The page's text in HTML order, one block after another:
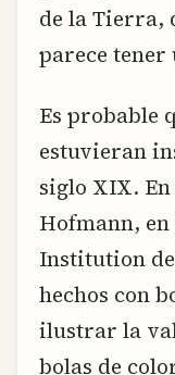
de la Tierra,
parece tener
Es probable
estuvieran
siglo XIX.
Hofmann,
Institution
hechos con
ilustrar la
bolas de